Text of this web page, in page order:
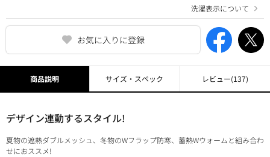
お気に入りに登録
洗濯表示について
商品説明
デザイン連動するスタイル!
夏物の遮熱ダブルメッシュ、冬物のWフラップ防寒、蓄熱Wウォームと組み合わ
せにおススメ!
サイズ・スペック レビュー(137)